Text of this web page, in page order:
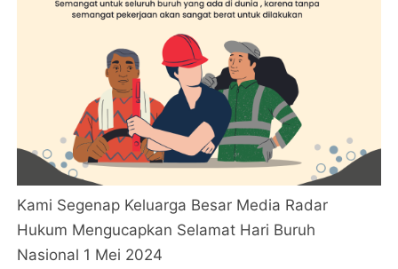
Kami Segenap Keluarga Besar Media Radar
Hukum Mengucapkan Selamat Hari Buruh
Nasional 1 Mei 2024